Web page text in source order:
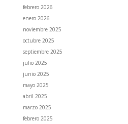
febrero 2026
enero 2026
noviembre 2025
octubre 2025
septiembre 2025
julio 2025
junio 2025
mayo 2025
abril 2025
marzo 2025
febrero 2025